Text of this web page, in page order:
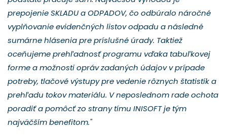
prepojenie SKLADU a ODPADOV, čo odbúralo náročné
vyplňovanie evidenčných listov odpadu a následné
sumárne hlásenia pre príslušné úrady. Taktiež
oceňujeme prehľadnosť programu vďaka tabuľkovej
forme a možnosti opráv zadaných údajov v prípade
potreby, tlačové výstupy pre vedenie rôznych štatistík a
prehľadu tokov materiálu. V neposlednom rade ochota
poradiť a pomôcť zo strany tímu INISOFT je tým
najväčším benefitom."